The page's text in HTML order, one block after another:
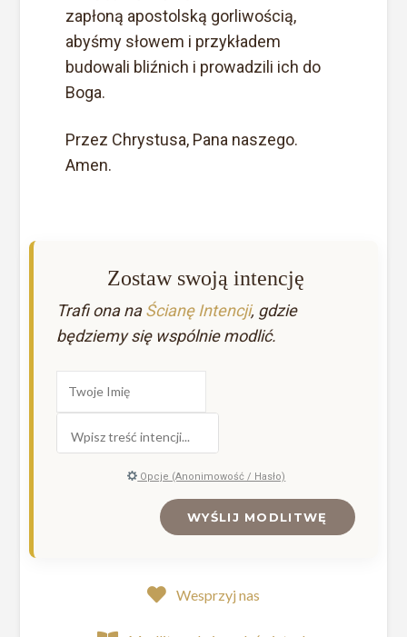
zapłoną apostolską gorliwością,
abyśmy słowem i przykładem
budowali bliźnich i prowadzili ich do
Boga.
Przez Chrystusa, Pana naszego.
Amen.
Zostaw swoją intencję
Trafi ona naŚcianę Intencji, gdzie
będziemy się wspólnie modlić.
Opcje (Anonimowość / Hasło)
WYŚLIJ MODLITWĘ
Wesprzyj nas